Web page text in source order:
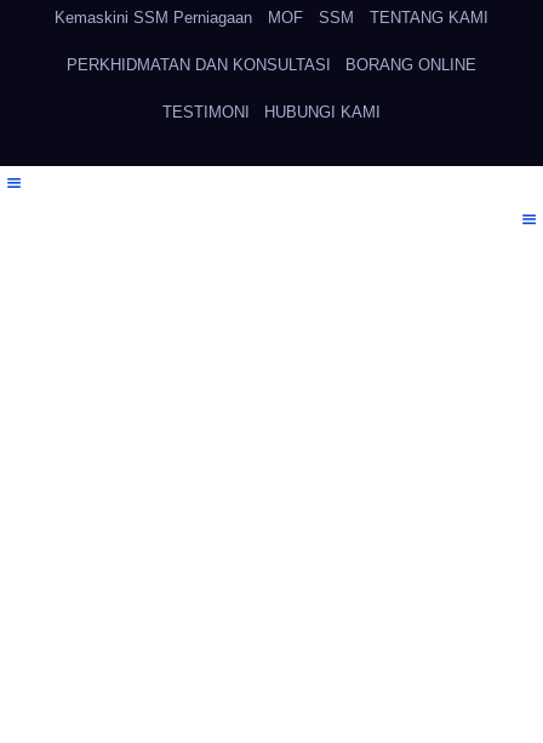
Kemaskini SSM Perniagaan MOF SSM TENTANG KAMI
PERKHIDMATAN DAN KONSULTASI BORANG ONLINE
TESTIMONI HUBUNGI KAMI